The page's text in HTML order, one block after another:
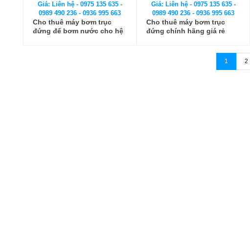
Giá: Liên hệ - 0975 135 635 -
0989 490 236 - 0936 995 663
Cho thuê máy bơm trục
đứng để bơm nước cho hệ
Giá: Liên hệ - 0975 135 635 -
0989 490 236 - 0936 995 663
Cho thuê máy bơm trục
đứng chính hãng giá rẻ
1 2